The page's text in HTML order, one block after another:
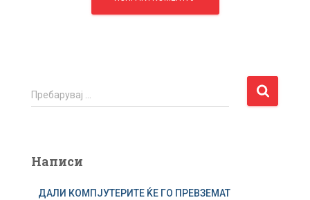
П
р
р
Пребарувај …
Написи
ДАЛИ КОМПЈУТЕРИТЕ ЌЕ ГО ПРЕВЗЕМАТ